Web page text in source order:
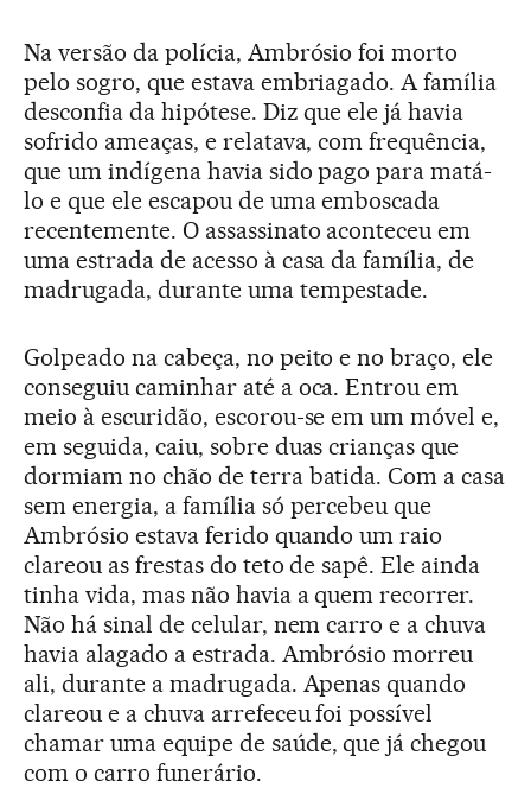
Na versão da polícia, Ambrósio foi morto
pelo sogro, que estava embriagado. A família
desconfia da hipótese. Diz que ele já havia
sofrido ameaças, e relatava, com frequência,
que um indígena havia sido pago para matá-
lo e que ele escapou de uma emboscada
recentemente. O assassinato aconteceu em
uma estrada de acesso à casa da família, de
madrugada, durante uma tempestade.
Golpeado na cabeça, no peito e no braço, ele
conseguiu caminhar até a oca. Entrou em
meio à escuridão, escorou-se em um móvel e,
em seguida, caiu, sobre duas crianças que
dormiam no chão de terra batida. Com a casa
sem energia, a família só percebeu que
Ambrósio estava ferido quando um raio
clareou as frestas do teto de sapê. Ele ainda
tinha vida, mas não havia a quem recorrer.
Não há sinal de celular, nem carro e a chuva
havia alagado a estrada. Ambrósio morreu
ali, durante a madrugada. Apenas quando
clareou e a chuva arrefeceu foi possível
chamar uma equipe de saúde, que já chegou
com o carro funerário.